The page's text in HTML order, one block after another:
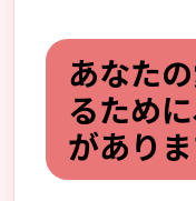
あなた
るため
があり